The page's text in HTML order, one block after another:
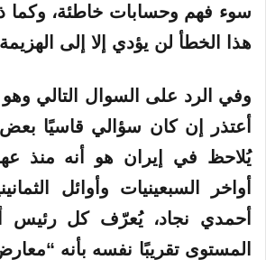
سوء فهم وحسابات خاطئة، وكما
هذا الخطأ لن يؤدي إلا إلى
وفي الرد على السوال التالي
أعتذر إن كان سؤالي قاسيًا
يُلاحظ في إيران هو أنه منذ
أواخر السبعينيات وأوائل
أحمدي نجاد، يُعرّف كل رئيس
المستوى تقريبًا نفسه بأنه